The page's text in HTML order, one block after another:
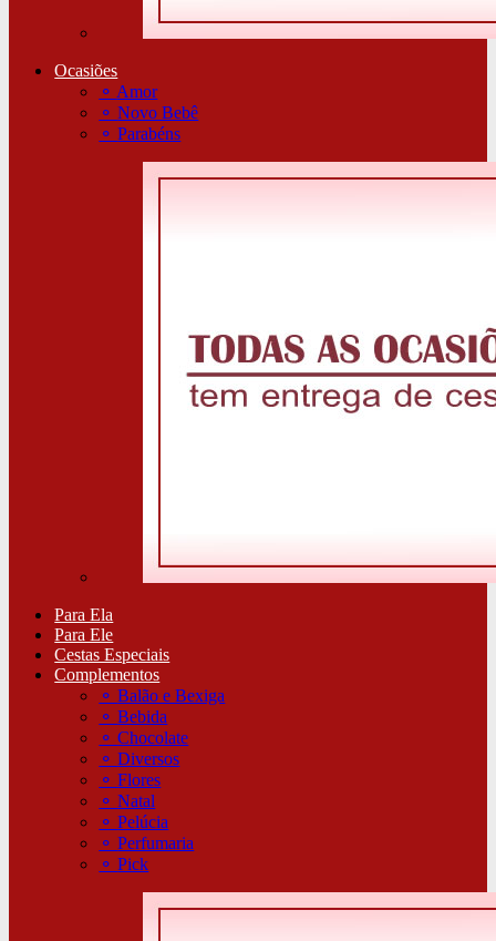
Ocasiões
⚬ Amor
⚬Novo Bebê
⚬Parabéns
Para Ela
Para Ele
Cestas Especiais
Complementos
⚬Balão e Bexiga
⚬Bebida
⚬Chocolate
⚬Diversos
⚬Flores
⚬Natal
⚬Pelúcia
⚬Perfumaria
⚬Pick